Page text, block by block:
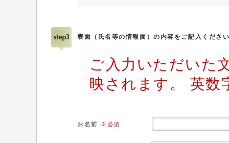
表面（氏名等の情報面）の内容をご記入くださ
ご入力いただいた
映されます。 英数
お名前 ※必須